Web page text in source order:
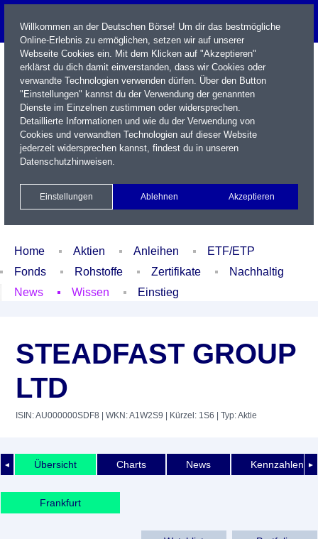
Name / WKN / ISIN / Kürzel
Xetra Realtime
Watchlist Portfolio Login
Home Aktien Anleihen
ETF/ETP
Fonds
Rohstoffe Zertifikate
Nachhaltig
News
Wissen Einstieg
STEADFAST GROUP
LTD
ISIN: AU000000SDF8 | WKN: A1W2S9 | Kürzel: 1S6 | Typ: Aktie
◄ ►
Übersicht Charts News Kennzahlen
Frankfurt
Willkommen an der Deutschen Börse! Um dir das bestmögliche
Online-Erlebnis zu ermöglichen, setzen wir auf unserer
Webseite Cookies ein. Mit dem Klicken auf "Akzeptieren"
erklärst du dich damit einverstanden, dass wir Cookies oder
verwandte Technologien verwenden dürfen. Über den Button
"Einstellungen" kannst du der Verwendung der genannten
Dienste im Einzelnen zustimmen oder widersprechen.
Detaillierte Informationen und wie du der Verwendung von
Cookies und verwandten Technologien auf dieser Website
jederzeit widersprechen kannst, findest du in unseren
Datenschutzhinweisen.
Einstellungen Ablehnen Akzeptieren